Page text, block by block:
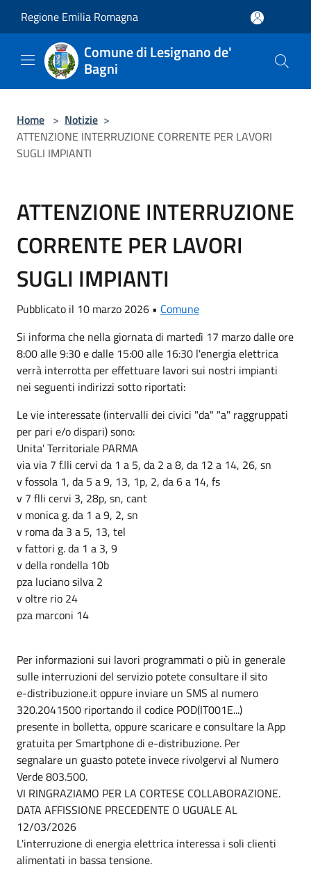
Regione Emilia Romagna
Comune di Lesignano de'
Bagni
Home > Notizie >
ATTENZIONE INTERRUZIONE CORRENTE PER LAVORI
SUGLI IMPIANTI
ATTENZIONE INTERRUZIONE
CORRENTE PER LAVORI
SUGLI IMPIANTI
Pubblicato il 10 marzo 2026 • Comune
Si informa che nella giornata di martedì 17 marzo dalle ore
8:00 alle 9:30 e dalle 15:00 alle 16:30 l'energia elettrica
verrà interrotta per effettuare lavori sui nostri impianti
nei seguenti indirizzi sotto riportati:
Le vie interessate (intervalli dei civici "da" "a" raggruppati
per pari e/o dispari) sono:
Unita' Territoriale PARMA
via via 7 f.lli cervi da 1 a 5, da 2 a 8, da 12 a 14, 26, sn
v fossola 1, da 5 a 9, 13, 1p, 2, da 6 a 14, fs
v 7 flli cervi 3, 28p, sn, cant
v monica g. da 1 a 9, 2, sn
v roma da 3 a 5, 13, tel
v fattori g. da 1 a 3, 9
v della rondella 10b
pza luciano silva 2
v oltre rio 24
pza marconi 14
Per informazioni sui lavori programmati o più in generale
sulle interruzioni del servizio potete consultare il sito
e-distribuzione.it oppure inviare un SMS al numero
320.2041500 riportando il codice POD(IT001E...)
presente in bolletta, oppure scaricare e consultare la App
gratuita per Smartphone di e-distribuzione. Per
segnalare un guasto potete invece rivolgervi al Numero
Verde 803.500.
VI RINGRAZIAMO PER LA CORTESE COLLABORAZIONE.
DATA AFFISSIONE PRECEDENTE O UGUALE AL
12/03/2026
L'interruzione di energia elettrica interessa i soli clienti
alimentati in bassa tensione.